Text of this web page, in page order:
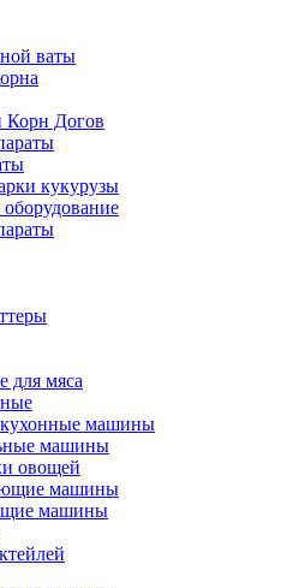
ваты
Корн Догов
кукурузы
для мяса
машины
машины
овощей
машины
машины